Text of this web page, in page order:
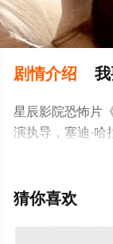
剧情介绍
星辰影院恐怖片
演执导，塞迪·哈
法
法国电影，手机
猜你喜欢